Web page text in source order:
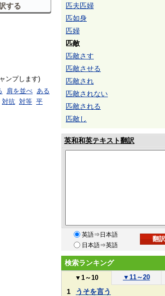
ンプします)
肩を並べ ある
対抗 対等 平
匹夫匹婦
匹如身
匹婦
匹敵
匹敵さす
匹敵させる
匹敵され
匹敵されない
匹敵される
匹敵し
英和和英テキスト翻訳
英語⇒日本語
日本語⇒英語
検索ランキング
▼ 1～10 ▼ 11～20
1
うそを言う